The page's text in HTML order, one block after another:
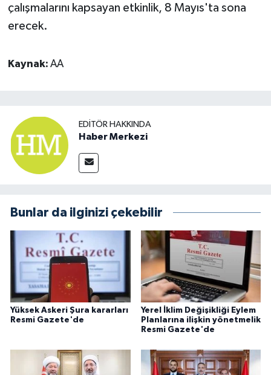
çalışmalarını kapsayan etkinlik, 8 Mayıs'ta sona
erecek.
Kaynak: AA
EDITÖR HAKKINDA
Haber Merkezi
Bunlar da ilginizi çekebilir
Yüksek Askeri Şura kararları
Resmi Gazete'de
Yerel İklim Değişikliği Eylem
Planlarına ilişkin yönetmelik
Resmi Gazete'de